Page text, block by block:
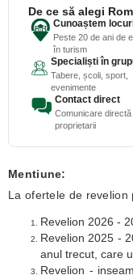
De ce să alegi
Cunoaștem
Peste 20 de ani de
în turism
Specialiști în
Tabere, școli, sport,
evenimente
Contact direct
Comunicare
proprietarii
Mentiune:
La ofertele de revelion
Revelion 2026 -
Revelion 2025 -
anul trecut, care
Revelion -